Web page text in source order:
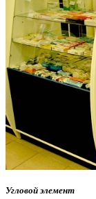
Угловой элемент